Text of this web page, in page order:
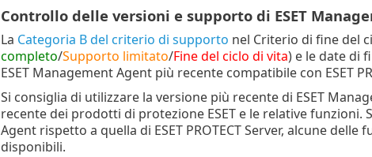
Controllo delle versioni e supporto di ESET
La Categoria B del criterio di supporto nel Criterio di fine del
completo/Supporto limitato/Fine del ciclo di vita) e le date di
ESET Management Agent più recente compatibile con ESET
Si consiglia di utilizzare la versione più recente di ESET
recente dei prodotti di protezione ESET e le relative funzioni.
Agent rispetto a quella di ESET PROTECT Server, alcune
disponibili.